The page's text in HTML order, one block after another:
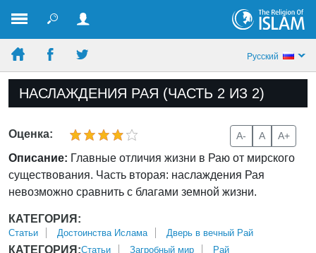
Pусский
НАСЛАЖДЕНИЯ РАЯ (ЧАСТЬ 2 ИЗ 2)
Оценка: A- A A+
Описание: Главные отличия жизни в Раю от мирского
существования. Часть вторая: наслаждения Рая
невозможно сравнить с благами земной жизни.
КАТЕГОРИЯ:
Статьи Достоинства Ислама Дверь в вечный Рай
КАТЕГОРИЯ:Статьи Загробный мир Рай